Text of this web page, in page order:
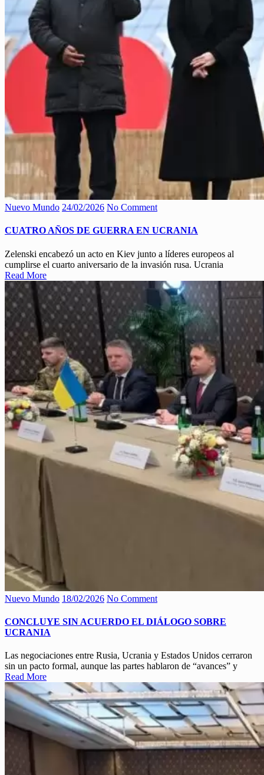
Nuevo Mundo 24/02/2026 No Comment
CUATRO AÑOS DE GUERRA EN UCRANIA
Zelenski encabezó un acto en Kiev junto a líderes europeos al
cumplirse el cuarto aniversario de la invasión rusa. Ucrania
Read More
Nuevo Mundo 18/02/2026 No Comment
CONCLUYE SIN ACUERDO EL DIÁLOGO SOBRE
UCRANIA
Las negociaciones entre Rusia, Ucrania y Estados Unidos cerraron
sin un pacto formal, aunque las partes hablaron de “avances” y
Read More